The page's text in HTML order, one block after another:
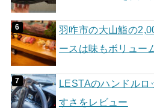
羽咋市の大山鮨の
ースは味もボリュー
LESTAのハンドルロ
すさをレビュー